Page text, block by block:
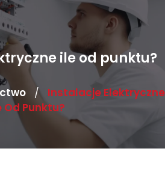
ile od punktu?
/ Instalacje Elektryczne
Od Punktu?